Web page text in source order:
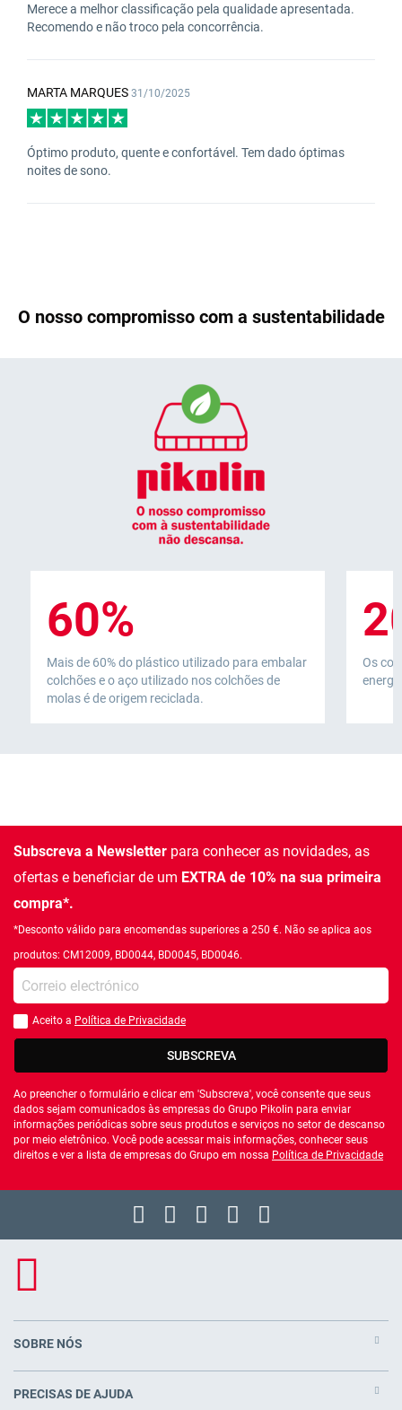
Merece a melhor classificação pela qualidade apresentada.
Recomendo e não troco pela concorrência.
MARTA MARQUES 31/10/2025
Óptimo produto, quente e confortável. Tem dado óptimas
noites de sono.
O nosso compromisso com a sustentabilidade
60%
Mais de 60% do plástico utilizado para embalar
colchões e o aço utilizado nos colchões de
molas é de origem reciclada.
Os
Subscreva a Newsletter para conhecer as novidades, as
ofertas e beneficiar de um EXTRA de 10% na sua primeira
compra*.
*Desconto válido para encomendas superiores a 250 €. Não se aplica aos
produtos: CM12009, BD0044, BD0045, BD0046.
Introduza o seu email
Você deve aceitar a política de privacidade
Aceito a Política de Privacidade
SUBSCREVA
Ao preencher o formulário e clicar em 'Subscreva', você consente que seus
dados sejam comunicados às empresas do Grupo Pikolin para enviar
informações periódicas sobre seus produtos e serviços no setor de descanso
por meio eletrônico. Você pode acessar mais informações, conhecer seus
direitos e ver a lista de empresas do Grupo em nossa Política de Privacidade
SOBRE NÓS
PRECISAS DE AJUDA